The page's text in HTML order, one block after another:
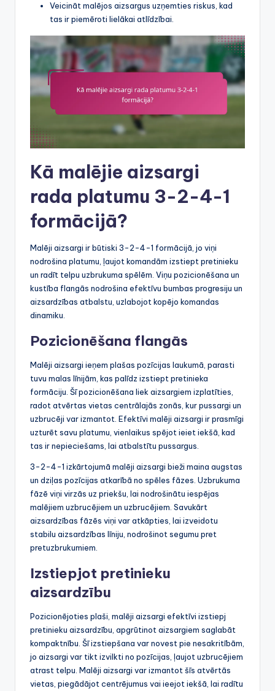
Veicināt malējos aizsargus uzņemties riskus, kad
tas ir piemēroti lielākai atlīdzībai.
Kā malējie aizsargi
rada platumu 3-2-4-1
formācijā?
Malēji aizsargi ir būtiski 3-2-4-1 formācijā, jo viņi
nodrošina platumu, ļaujot komandām izstiept pretinieku
un radīt telpu uzbrukuma spēlēm. Viņu pozicionēšana un
kustība flangās nodrošina efektīvu bumbas progresiju un
aizsardzības atbalstu, uzlabojot kopējo komandas
dinamiku.
Pozicionēšana flangās
Malēji aizsargi ieņem plašas pozīcijas laukumā, parasti
tuvu malas līnijām, kas palīdz izstiept pretinieka
formāciju. Šī pozicionēšana liek aizsargiem izplatīties,
radot atvērtas vietas centrālajās zonās, kur pussargi un
uzbrucēji var izmantot. Efektīvi malēji aizsargi ir prasmīgi
uzturēt savu platumu, vienlaikus spējot ieiet iekšā, kad
tas ir nepieciešams, lai atbalstītu pussargus.
3-2-4-1 izkārtojumā malēji aizsargi bieži maina augstas
un dziļas pozīcijas atkarībā no spēles fāzes. Uzbrukuma
fāzē viņi virzās uz priekšu, lai nodrošinātu iespējas
malējiem uzbrucējiem un uzbrucējiem. Savukārt
aizsardzības fāzēs viņi var atkāpties, lai izveidotu
stabilu aizsardzības līniju, nodrošinot segumu pret
pretuzbrukumiem.
Izstiepjot pretinieku
aizsardzību
Pozicionējoties plaši, malēji aizsargi efektīvi izstiepj
pretinieku aizsardzību, apgrūtinot aizsargiem saglabāt
kompaktnību. Šī izstiepšana var novest pie nesakritībām,
jo aizsargi var tikt izvilkti no pozīcijas, ļaujot uzbrucējiem
atrast telpu. Malēji aizsargi var izmantot šīs atvērtās
vietas, piegādājot centrējumus vai ieejot iekšā, lai radītu